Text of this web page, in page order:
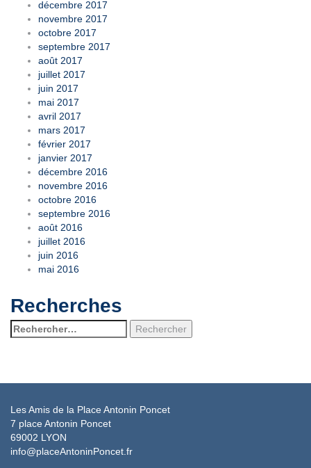
décembre 2017
novembre 2017
octobre 2017
septembre 2017
août 2017
juillet 2017
juin 2017
mai 2017
avril 2017
mars 2017
février 2017
janvier 2017
décembre 2016
novembre 2016
octobre 2016
septembre 2016
août 2016
juillet 2016
juin 2016
mai 2016
Recherches
Rechercher :
Les Amis de la Place Antonin Poncet
7 place Antonin Poncet
69002 LYON
info@placeAntoninPoncet.fr